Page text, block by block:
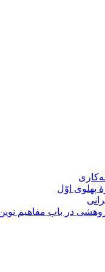
پهلوی اوّل
در باب مفاهیم